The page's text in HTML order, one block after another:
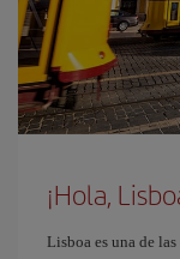
¡Hola,
Lisboa es una de